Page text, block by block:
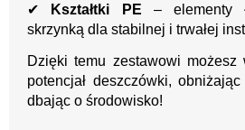
✔
Kształtki PE – elementy
skrzynką dla stabilnej i trwałej
Dzięki temu zestawowi możesz
potencjał deszczówki,
dbając o środowisko!